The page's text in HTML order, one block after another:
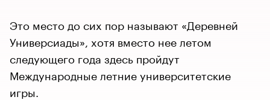
Это место до сих пор называют «Деревней
Универсиады», хотя вместо нее летом
следующего года здесь пройдут
Международные летние университетские
игры.